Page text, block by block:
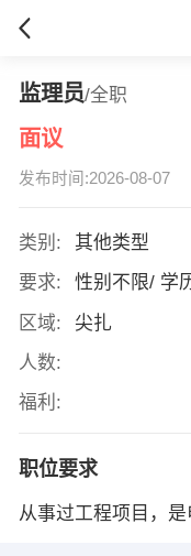
监理员/全职
面议
发布时间:2026-08-07
类别:
其他类型
要求:
性别不限/ 学
区域:
尖扎
人数:
福利:
职位要求
从事过工程项目，